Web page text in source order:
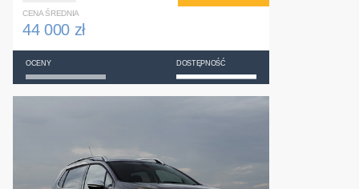
CENA ŚREDNIA
44 000 zł
OCENY DOSTĘPNOŚĆ